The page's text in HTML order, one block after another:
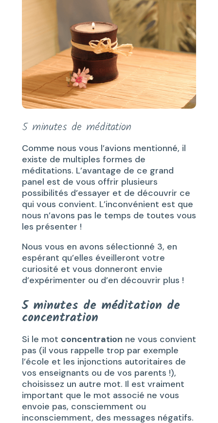
5 minutes de méditation
Comme nous vous l’avions mentionné, il
existe de multiples formes de
méditations. L’avantage de ce grand
panel est de vous offrir plusieurs
possibilités d’essayer et de découvrir ce
qui vous convient. L’inconvénient est que
nous n’avons pas le temps de toutes vous
les présenter !
Nous vous en avons sélectionné 3, en
espérant qu’elles éveilleront votre
curiosité et vous donneront envie
d’expérimenter ou d’en découvrir plus !
5 minutes de méditation de
concentration
Si le mot concentration ne vous convient
pas (il vous rappelle trop par exemple
l’école et les injonctions autoritaires de
vos enseignants ou de vos parents !),
choisissez un autre mot. Il est vraiment
important que le mot associé ne vous
envoie pas, consciemment ou
inconsciemment, des messages négatifs.